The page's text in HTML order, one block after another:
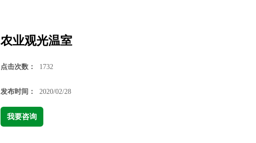
农业观光温室
点击次数： 1732
发布时间： 2020/02/28
我要咨询